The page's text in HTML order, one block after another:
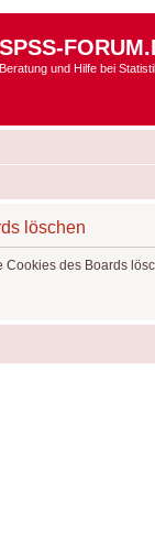
SPSS-
Beratung und Hilfe bei
löschen
Cookies des Boards